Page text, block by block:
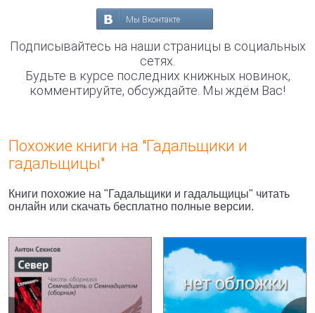
Мы Вконтакте
Подписывайтесь на наши страницы в социальных
сетях.
Будьте в курсе последних книжных новинок,
комментируйте, обсуждайте. Мы ждём Вас!
Похожие книги на "Гадальщики и
гадальщицы"
Книги похожие на "Гадальщики и гадальщицы" читать
онлайн или скачать бесплатно полные версии.